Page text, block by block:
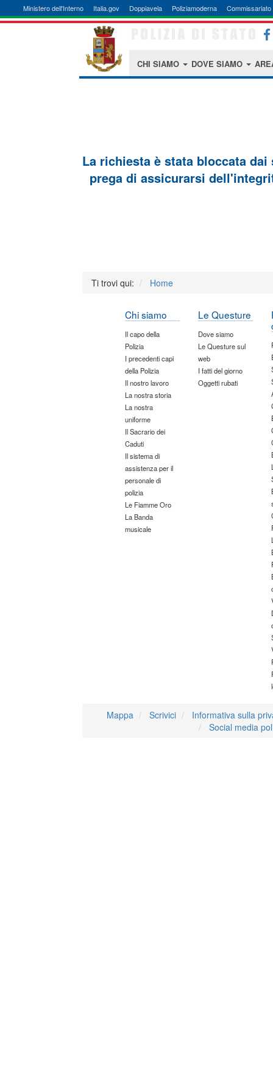
Ministero dell'Interno Italia.gov Doppiavela Poliziamoderna Commissariato
CHI SIAMO DOVE SIAMO
La richiesta è stata bloccata
prega di assicurarsi
Ti trovi qui: Home
Chi siamo
Il capo della
Polizia
I precedenti capi
della Polizia
Il nostro lavoro
La nostra storia
La nostra
uniforme
Il Sacrario dei
Caduti
Il sistema di
assistenza per il
personale di
polizia
Le Fiamme Oro
La Banda
musicale
Le Questure
Dove siamo
Le Questure sul
web
I fatti del giorno
Oggetti rubati
Mappa Scrivici
Informativa sulla
Social media